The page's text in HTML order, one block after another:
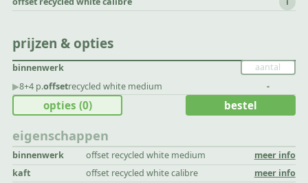
prijzen & opties
binnenwerk
▶︎8+4 p.offsetrecycled white medium -
eigenschappen
binnenwerk offset recycled white medium
meer info
kaft
offset recycled white calibre
meer info
opties (0) bestel